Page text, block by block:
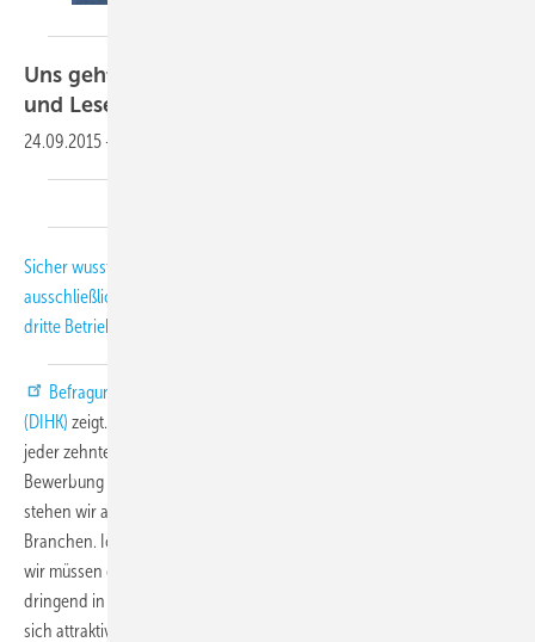
Uns geht der Nachwuchs aus, liebe Leserinnen
und Leser.
24.09.2015 -
Sicher wussten Sie schon, dass Nachwuchsmangel kein
ausschließliches Phänomen unserer Branche ist, richtig? Fast jeder
dritte Betrieb in Deutschland findet keine Lehrlinge, wie eine
Befragung des Deutschen Industrie- und Handelskammertags
(DIHK) zeigt. DIHK-Präsident Eric Schweitzer stellt zudem fest, dass fast
jeder zehnte Ausbildungsbetrieb noch nicht einmal eine einzige
Bewerbung erhalten hat. Es geht also allen Branchen so. Daher
stehen wir als Branche unmittelbar im Wettbewerb mit den anderen
Branchen. Ich weiß, es ist nicht leicht und manchmal unmöglich. Aber
wir müssen den Beruf des Mechatronikers für Kältetechnik ganz
dringend in der Öffentlichkeit bekannter machen und den Beruf an
sich attraktiver darstellen. Die Schüler, die qualifiziert sind, müssen